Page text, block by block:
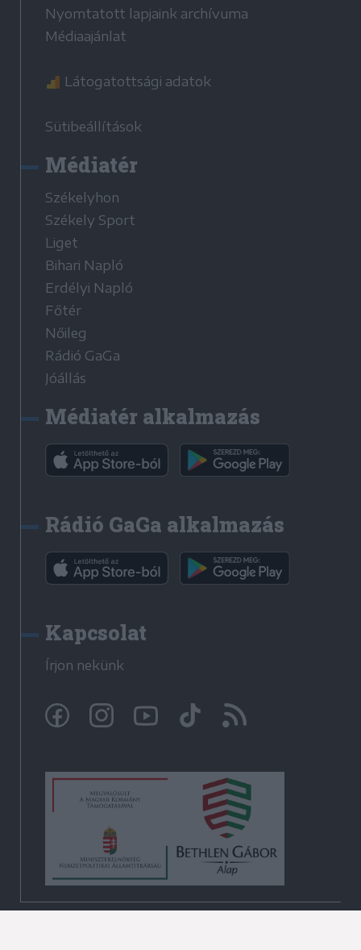
Nyomtatott lapjaink archívuma
Médiaajánlat
Látogatottsági adatok
Sütibeállítások
Médiatér
Székelyhon
Székely Sport
Liget
Bihari Napló
Erdélyi Napló
Főtér
Nőileg
Rádió GaGa
Jóállás
Médiatér alkalmazás
Rádió GaGa alkalmazás
Kapcsolat
Írjon nekünk